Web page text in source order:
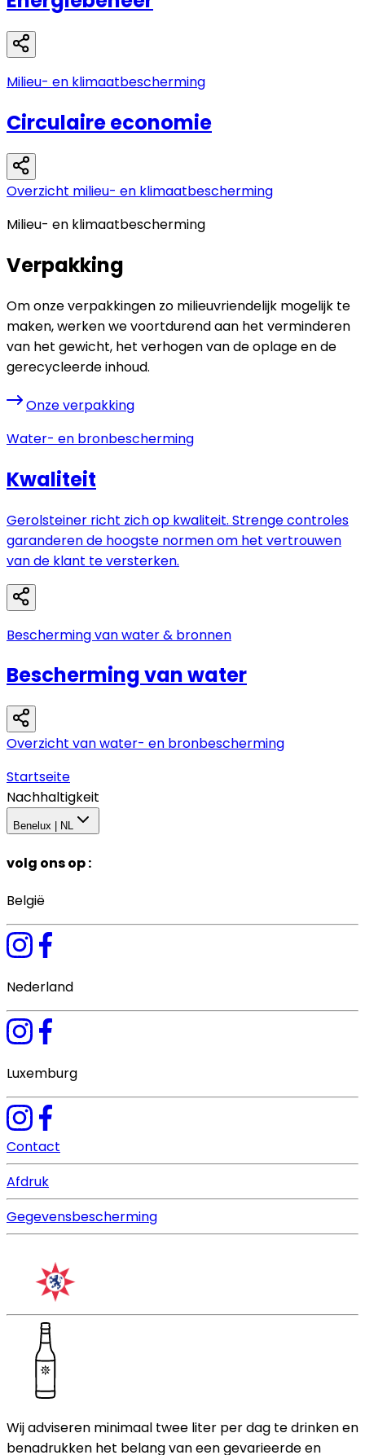
Milieu- en klimaatbescherming
Circulaire economie
Overzicht milieu- en klimaatbescherming
Milieu- en klimaatbescherming
Verpakking
Om onze verpakkingen zo milieuvriendelijk mogelijk te
maken, werken we voortdurend aan het verminderen
van het gewicht, het verhogen van de oplage en de
gerecycleerde inhoud.
Onze verpakking
Water- en bronbescherming
Kwaliteit
Gerolsteiner richt zich op kwaliteit. Strenge controles
garanderen de hoogste normen om het vertrouwen
van de klant te versterken.
Bescherming van water & bronnen
Bescherming van water
Overzicht van water- en bronbescherming
Startseite
Nachhaltigkeit
Benelux | NL
volg ons op:
België
Nederland
Luxemburg
Contact
Afdruk
Gegevensbescherming
Wij adviseren minimaal twee liter per dag te drinken en
benadrukken het belang van een gevarieerde en